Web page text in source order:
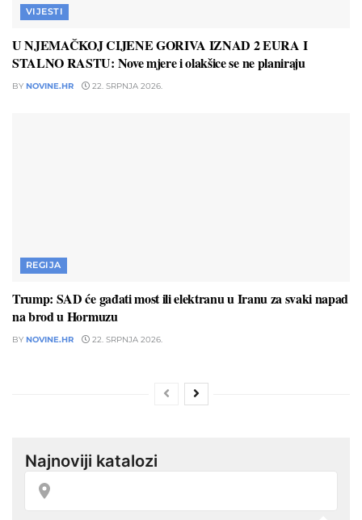
VIJESTI
U NJEMAČKOJ CIJENE GORIVA IZNAD 2 EURA I
STALNO RASTU: Nove mjere i olakšice se ne planiraju
BY NOVINE.HR 22. SRPNJA 2026.
REGIJA
Trump: SAD će gađati most ili elektranu u Iranu za svaki napad
na brod u Hormuzu
BY NOVINE.HR 22. SRPNJA 2026.